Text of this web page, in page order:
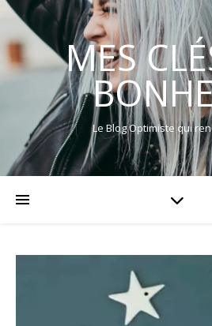
MES
Le Blog Optimiste qui